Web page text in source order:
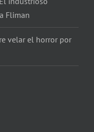
Fliman
velar el horror por